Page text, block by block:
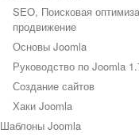
SEO, Поисковая
продвижение
Основы Joomla
Руководство по Joomla
Создание сайтов
Хаки Joomla
Шаблоны Joomla